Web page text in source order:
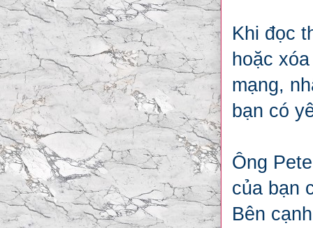
Khi đọc
hoặc
mạng,
bạn có
Ông
của bạn
Bên